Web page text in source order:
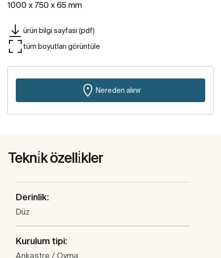
1000 x 750 x 65 mm
ürün bilgi sayfası (pdf)
tüm boyutları görüntüle
Nereden alınır
Tekni̇k özelli̇kler
Derinlik:
Düz
Kurulum tipi:
Ankastre / Oyma